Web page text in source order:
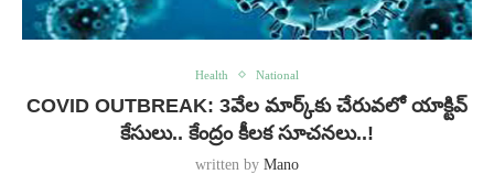
Health National
COVID OUTBREAK: 3వేల మార్క్‌కు చేరువలో యాక్టివ్
కేసులు.. కేంద్రం కీలక సూచనలు..!
written by Mano